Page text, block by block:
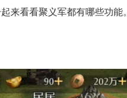
来看看聚义军都有哪些功能。